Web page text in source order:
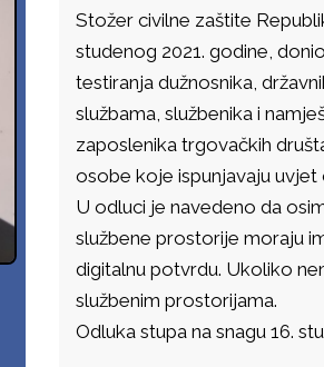
Stožer civilne zaštite
studenog 2021. godine,
testiranja dužnosnika,
službama, službenika i
zaposlenika trgovačkih
osobe koje ispunjavaju
U odluci je navedeno da
službene prostorije moraju
digitalnu potvrdu. Ukoliko
službenim prostorijama.
Odluka stupa na snagu 16.